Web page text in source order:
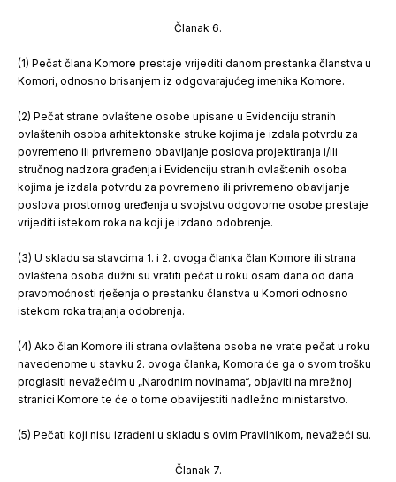
Članak 6.
(1) Pečat člana Komore prestaje vrijediti danom prestanka članstva u
Komori, odnosno brisanjem iz odgovarajućeg imenika Komore.
(2) Pečat strane ovlaštene osobe upisane u Evidenciju stranih
ovlaštenih osoba arhitektonske struke ko­jima je izdala potvrdu za
povremeno ili privremeno obavljanje poslova projektiranja i/ili
stručnog nadzora građenja i Evidenciju stranih ovlaštenih osoba
kojima je izdala potvrdu za povremeno ili privremeno obavljanje
poslova prostornog uređenja u svojstvu odgovorne osobe prestaje
vrijediti istekom roka na koji je izdano odobrenje.
(3) U skladu sa stavcima 1. i 2. ovoga članka član Komore ili strana
ovlaštena osoba dužni su vratiti pečat u roku osam dana od dana
pravomoćnosti rješenja o prestanku članstva u Komori odnosno
istekom roka trajanja odobrenja.
(4) Ako član Komore ili strana ovlaštena osoba ne vrate pečat u roku
navedenome u stavku 2. ovoga članka, Komora će ga o svom trošku
proglasiti nevažećim u „Narodnim novinama“, objaviti na mrežnoj
stranici Komore te će o tome obavijestiti nadležno ministarstvo.
(5) Pečati koji nisu izrađeni u skladu s ovim Pravilnikom, nevažeći su.
Članak 7.